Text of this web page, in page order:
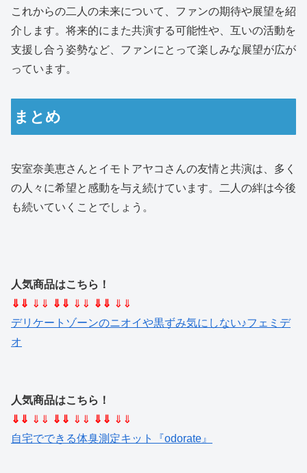
これからの二人の未来について、ファンの期待や展望を紹
介します。将来的にまた共演する可能性や、互いの活動を
支援し合う姿勢など、ファンにとって楽しみな展望が広が
っています。
まとめ
安室奈美恵さんとイモトアヤコさんの友情と共演は、多く
の人々に希望と感動を与え続けています。二人の絆は今後
も続いていくことでしょう。
人気商品はこちら！
⇓⇓ ⇓⇓ ⇓⇓ ⇓⇓ ⇓⇓ ⇓⇓
デリケートゾーンのニオイや黒ずみ気にしない♪フェミデ
オ
人気商品はこちら！
⇓⇓ ⇓⇓ ⇓⇓ ⇓⇓ ⇓⇓ ⇓⇓
自宅でできる体臭測定キット『odorate』